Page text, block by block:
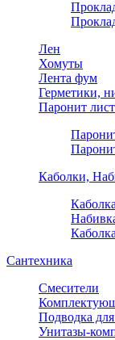
Лен
Хомуты
Лента фум
Герметики,
Паронит
Каболки,
Сантехника
Смесители
Подводка
Унитазы-